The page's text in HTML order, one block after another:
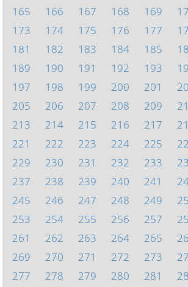
165
166 167 168 169
173
174 175 176 177
181
182 183 184 185
189
190 191 192 193
197
198 199 200 201
205
206 207 208 209
213
214 215 216 217
221
222 223 224 225
229
230 231 232 233
237
238 239 240 241
245
246 247 248 249
253
254 255 256 257
261
262 263 264 265
269
270 271 272 273
277
278 279 280 281